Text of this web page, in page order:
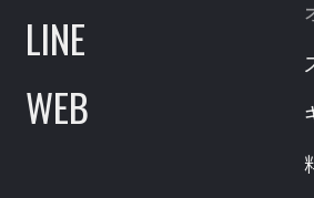
LINE
WEB